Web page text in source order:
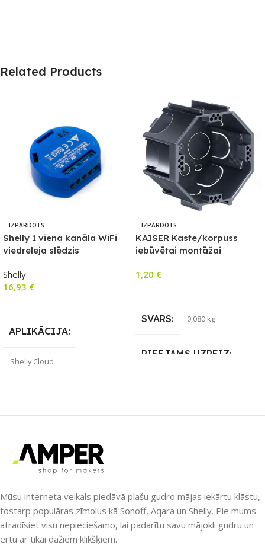
Related Products
IZPĀRDOTS
Shelly 1 viena kanāla WiFi
viedreleja slēdzis
Shelly
16,93 €
APLIKĀCIJA
Shelly Cloud
PIEEJAMS UZREIZ
Nē
UZREIZ PIEEJAMAIS
SKAITS
IZPĀRDOTS
KAISER Kaste/korpuss
iebūvētai montāžai
1,20 €
SVARS 0,080 kg
PIEEJAMS UZREIZ
UZREIZ PIEEJAMAIS
Mūsu interneta veikals piedāvā plašu gudro mājas iekārtu klāstu,
tostarp populāras zīmolus kā Sonoff, Aqara un Shelly. Pie mums
atradīsiet visu nepieciešamo, lai padarītu savu mājokli gudru un
ērtu ar tikai dažiem klikšķiem.